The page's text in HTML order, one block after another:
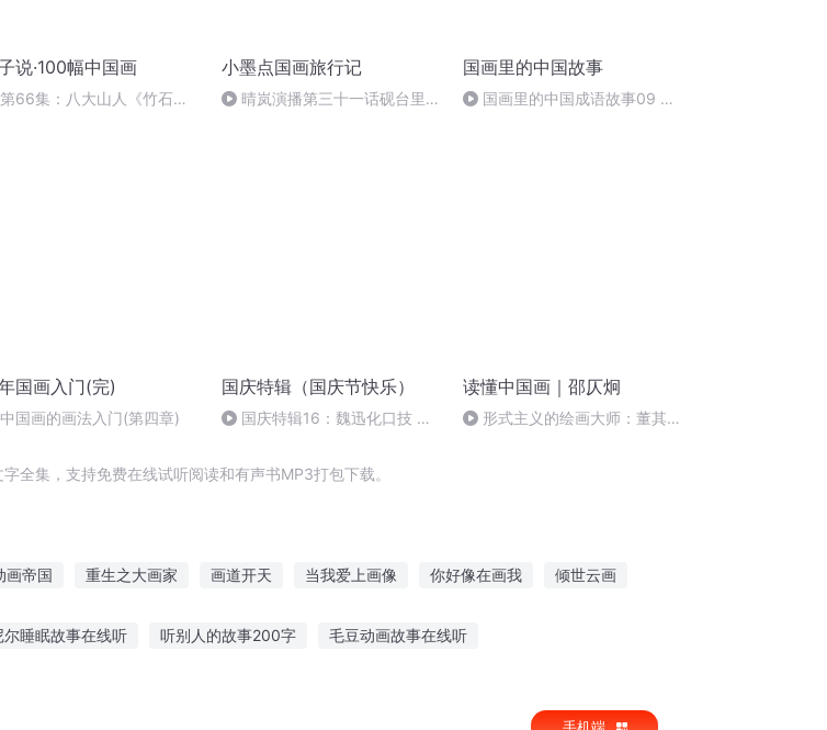
说·100幅中国画
第66集：八大山人《竹石鸳
小墨点国画旅行记
晴岚演播第三十一话砚台里的
国画里的中国故事
国画里的中国成语故事09 孺
国画入门(完)
中国画的画法入门(第四章)
国庆特辑（国庆节快乐）
国庆特辑16：魏迅化口技 二
读懂中国画｜邵仄炯
形式主义的绘画大师：董其昌
全集，支持免费在线试听阅读和有声书MP3打包下载。
画帝国 重生之大画家 画道开天 当我爱上画像 你好像在画我 倾世云画
尔睡眠故事在线听 听别人的故事200字 毛豆动画故事在线听